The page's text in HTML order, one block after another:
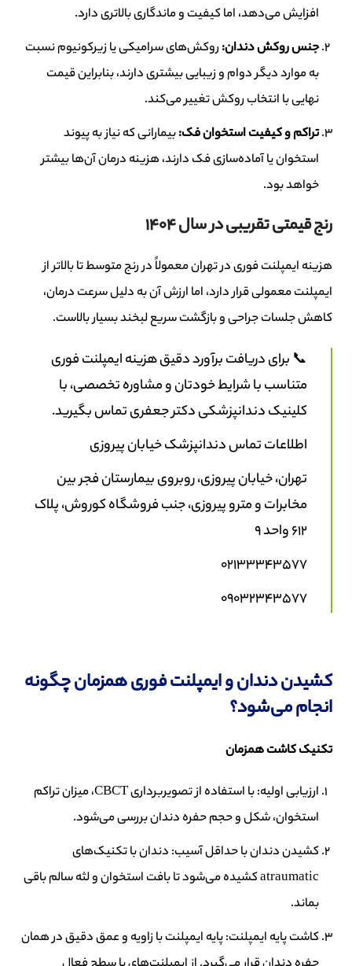
افزایش می‌دهد، اما کیفیت و ماندگاری بالاتری دارد.
جنس روکش دندان: روکش‌های سرامیکی یا زیرکونیوم نسبت
به موارد دیگر دوام و زیبایی بیشتری دارند، بنابراین قیمت
نهایی با انتخاب روکش تغییر می‌کند.
تراکم و کیفیت استخوان فک:بیمارانی که نیاز به پیوند
استخوان یا آماده‌سازی فک دارند، هزینه درمان آن‌ها بیشتر
خواهد بود.
رنج قیمتی تقریبی در سال ۱۴۰۴
هزینه ایمپلنت فوری در تهران معمولاً در رنج متوسط تا بالاتر از
ایمپلنت معمولی قرار دارد، اما ارزش آن به دلیل سرعت درمان،
کاهش جلسات جراحی و بازگشت سریع لبخند بسیار بالاست.
📞 برای دریافت برآورد دقیق هزینه ایمپلنت فوری
متناسب با شرایط خودتان و مشاوره تخصصی، با
کلینیک دندانپزشکی دکتر جعفری تماس بگیرید.
اطلاعات تماس دندانپزشک خیابان پیروزی
تهران، خیابان پیروزی، روبروی بیمارستان فجر بین
مخابرات و مترو پیروزی، جنب فروشگاه کوروش، پلاک
۶۱۲ واحد ۹
02133343577
09032343577
کشیدن دندان و ایمپلنت فوری همزمان چگونه
انجام می‌شود؟
تکنیک کاشت همزمان
ارزیابی اولیه: با استفاده از تصویربرداری CBCT، میزان تراکم
استخوان، شکل و حجم حفره دندان بررسی می‌شود.
کشیدن دندان با حداقل آسیب: دندان با تکنیک‌های
atraumatic کشیده می‌شود تا بافت استخوان و لثه سالم باقی
بماند.
کاشت پایه ایمپلنت: پایه ایمپلنت با زاویه و عمق دقیق در همان